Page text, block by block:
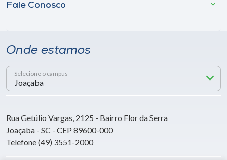
Fale Conosco
Onde estamos
Selecione o campus
Rua Getúlio Vargas, 2125 - Bairro Flor da Serra
Joaçaba - SC - CEP 89600-000
Telefone (49) 3551-2000